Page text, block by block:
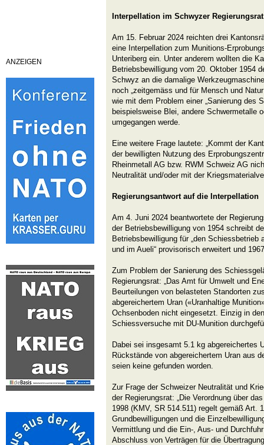
ANZEIGEN
Interpellation im Schwyzer Regierungsrat
Am 15. Februar 2024 reichten drei
eine Interpellation zum Munitions-
Unteriberg ein. Unter anderem wollten die
Betriebsbewilligung vom 20. Oktober 1954
Schwyz an die damalige
noch „zeitgemäss und für Mensch und
wie mit dem Problem einer „Sanierung des
beispielsweise Blei, andere Schwermetalle
umgegangen werde.
Eine weitere Frage lautete: „Kommt der
der bewilligten Nutzung des
Rheinmetall AG bzw. RWM Schweiz AG
Neutralität und/oder mit der
Regierungsantwort auf die Interpellation
Am 4. Juni 2024 beantwortete der
der Betriebsbewilligung von 1954 schreibt
Betriebsbewilligung für „den
und im Aueli“ provisorisch erweitert und
Zum Problem der Sanierung des
Regierungsrat: „Das Amt für Umwelt und
Beurteilungen von belasteten Standorten
abgereichertem Uran («Uranhaltige
Ochsenboden nicht eingesetzt. Einzig in
Schiessversuche mit DU-Munition
Dabei sei insgesamt 5.1 kg abgereichertes
Rückstände von abgereichertem Uran aus
seien keine gefunden worden.
Zur Frage der Schweizer Neutralität und
der Regierungsrat: „Die Verordnung über
1998 (KMV, SR 514.511) regelt gemäß Art.
Grundbewilligungen und die
Vermittlung und die Ein-, Aus- und
Abschluss von Verträgen für die